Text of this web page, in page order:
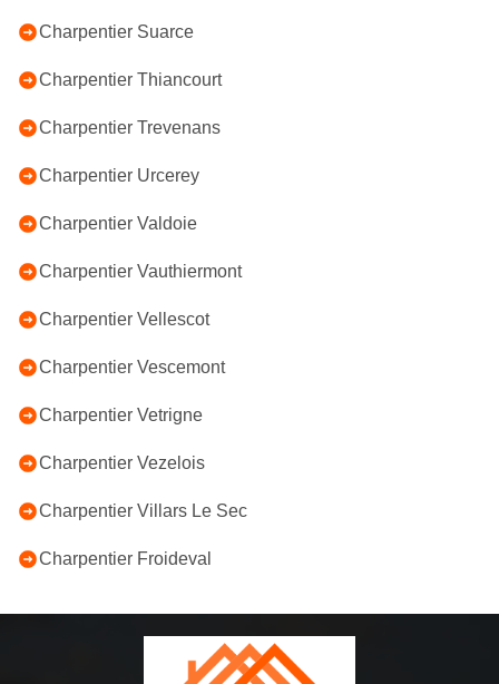
Charpentier Suarce
Charpentier Thiancourt
Charpentier Trevenans
Charpentier Urcerey
Charpentier Valdoie
Charpentier Vauthiermont
Charpentier Vellescot
Charpentier Vescemont
Charpentier Vetrigne
Charpentier Vezelois
Charpentier Villars Le Sec
Charpentier Froideval